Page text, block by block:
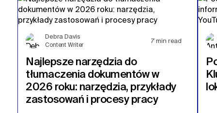
Debra Davis
Content Writer
7 min read
Najlepsze narzędzia do
tłumaczenia dokumentów w
2026 roku: narzędzia, przykłady
zastosowań i procesy pracy